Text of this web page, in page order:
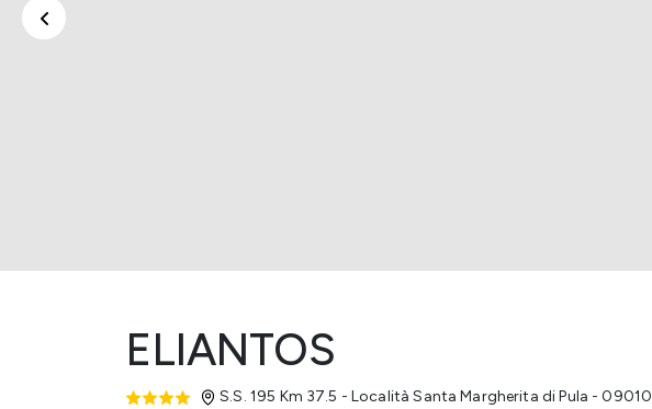
ELIANTOS
S.S. 195 Km 37.5 - Località Santa Margherita di Pula - 09010